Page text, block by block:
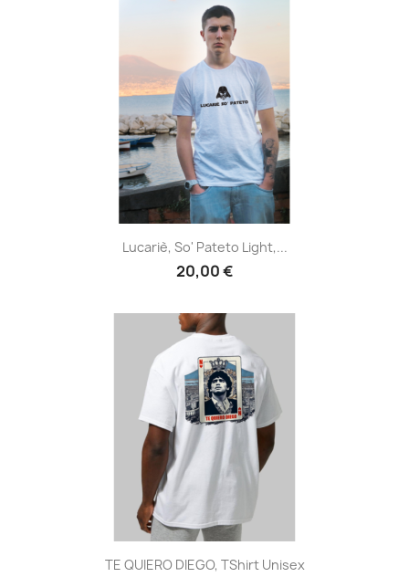
Lucariè, So' Pateto Light,...
20,00 €
TE QUIERO DIEGO, TShirt Unisex